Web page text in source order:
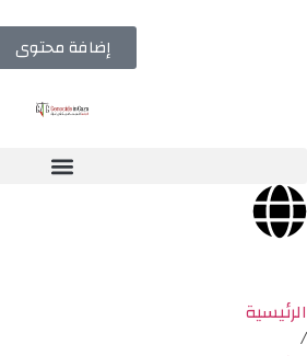
إضافة محتوى
الرئيسية
/